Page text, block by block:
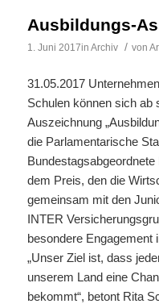
Ausbildungs-
1. Juni 2017in Archiv / von
31.05.2017
Schulen können sich ab
Auszeichnung
die Parlamentarische
dem Preis, den die
gemeinsam mit den
INTER
besondere Engagement
„Unser Ziel ist, dass
unserem Land eine
bekommt“, betont Rita